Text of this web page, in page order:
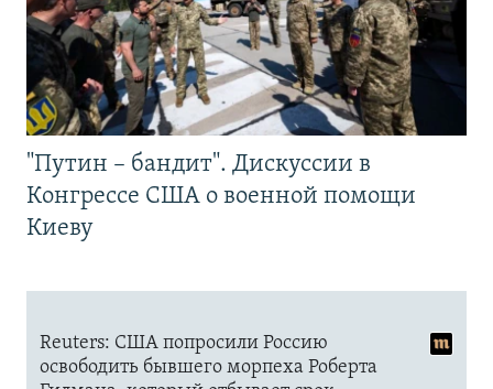
"Путин – бандит". Дискуссии в
Конгрессе США о военной помощи
Киеву